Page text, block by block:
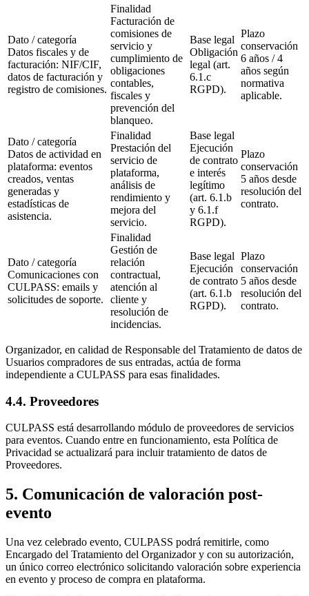
Dato / categoría
Datos fiscales y de
facturación: NIF/CIF,
datos de facturación y
registro de comisiones.
Finalidad
Facturación de
comisiones de
servicio y
cumplimiento de
obligaciones
contables,
fiscales y
prevención del
blanqueo.
Base legal
Obligación
legal (art.
6.1.c
RGPD).
Plazo
conservación
6 años / 4
años según
normativa
aplicable.
Dato / categoría
Datos de actividad en
plataforma: eventos
creados, ventas
generadas y
estadísticas de
asistencia.
Finalidad
Prestación del
servicio de
plataforma,
análisis de
rendimiento y
mejora del
servicio.
Base legal
Ejecución
de contrato
e interés
legítimo
(art. 6.1.b
y 6.1.f
RGPD).
Plazo
conservación
5 años desde
resolución del
contrato.
Dato / categoría
Comunicaciones con
CULPASS: emails y
solicitudes de soporte.
Finalidad
Gestión de
relación
contractual,
atención al
cliente y
resolución de
incidencias.
Base legal
Ejecución
de contrato
(art. 6.1.b
RGPD).
Plazo
conservación
5 años desde
resolución del
contrato.
Organizador, en calidad de Responsable del Tratamiento de datos de
Usuarios compradores de sus entradas, actúa de forma
independiente a CULPASS para esas finalidades.
4.4. Proveedores
CULPASS está desarrollando módulo de proveedores de servicios
para eventos. Cuando entre en funcionamiento, esta Política de
Privacidad se actualizará para incluir tratamiento de datos de
Proveedores.
5. Comunicación de valoración post-
evento
Una vez celebrado evento, CULPASS podrá remitirle, como
Encargado del Tratamiento del Organizador y con su autorización,
un único correo electrónico solicitando valoración sobre experiencia
en evento y proceso de compra en plataforma.